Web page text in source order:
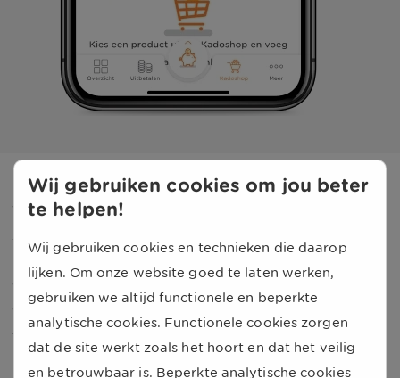
Je bespaartegoed uitbetalen
tussen de 15e en 20e van die maand op je
Wij gebruiken cookies om jou beter
te helpen!
Wij gebruiken cookies en technieken die daarop
lijken. Om onze website goed te laten werken,
gebruiken we altijd functionele en beperkte
analytische cookies. Functionele cookies zorgen
dat de site werkt zoals het hoort en dat het veilig
en betrouwbaar is. Beperkte analytische cookies